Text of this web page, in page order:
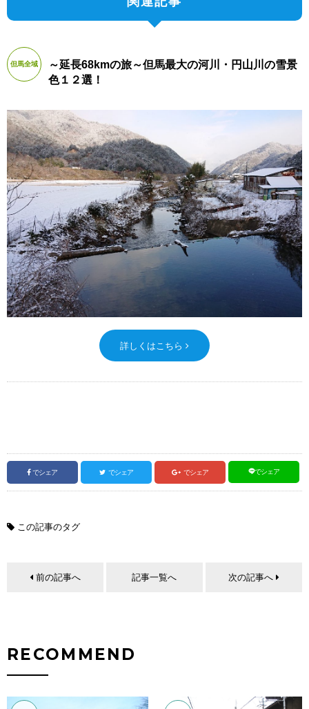
但馬全域
～延長68kmの旅～但馬最大の河川・円山川の雪景
色１２選！
詳しくはこちら
でシェア でシェア でシェア でシェア
この記事のタグ
前の記事へ 記事一覧へ 次の記事へ
RECOMMEND